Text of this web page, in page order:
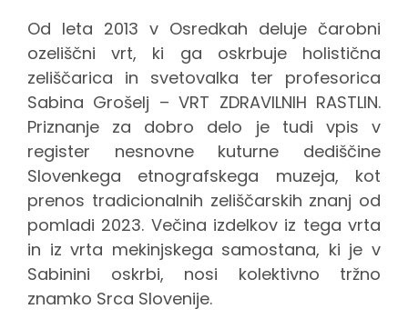
Od leta 2013 v Osredkah deluje čarobni
ozeliščni vrt, ki ga oskrbuje holistična
zeliščarica in svetovalka ter profesorica
Sabina Grošelj – VRT ZDRAVILNIH RASTLIN.
Priznanje za dobro delo je tudi vpis v
register nesnovne kuturne dediščine
Slovenkega etnografskega muzeja, kot
prenos tradicionalnih zeliščarskih znanj od
pomladi 2023. Večina izdelkov iz tega vrta
in iz vrta mekinjskega samostana, ki je v
Sabinini oskrbi, nosi kolektivno tržno
znamko Srca Slovenije.